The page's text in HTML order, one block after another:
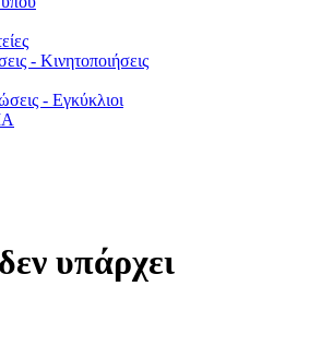
- Κινητοποιήσεις
- Εγκύκλιοι
υπάρχει